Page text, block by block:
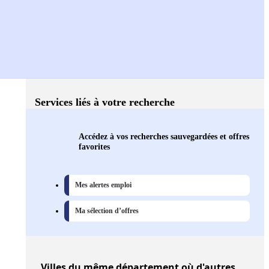
Services liés à votre recherche
Accédez à vos recherches sauvegardées et offres
favorites
Mes alertes emploi
Ma sélection d’offres